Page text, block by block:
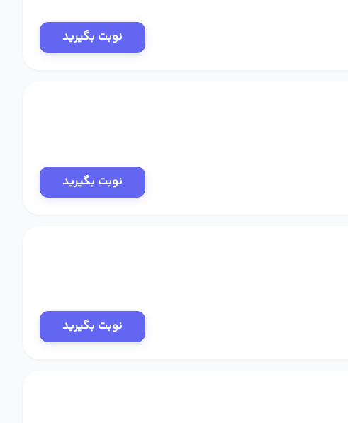
نوبت بگیرید
نوبت بگیرید
نوبت بگیرید